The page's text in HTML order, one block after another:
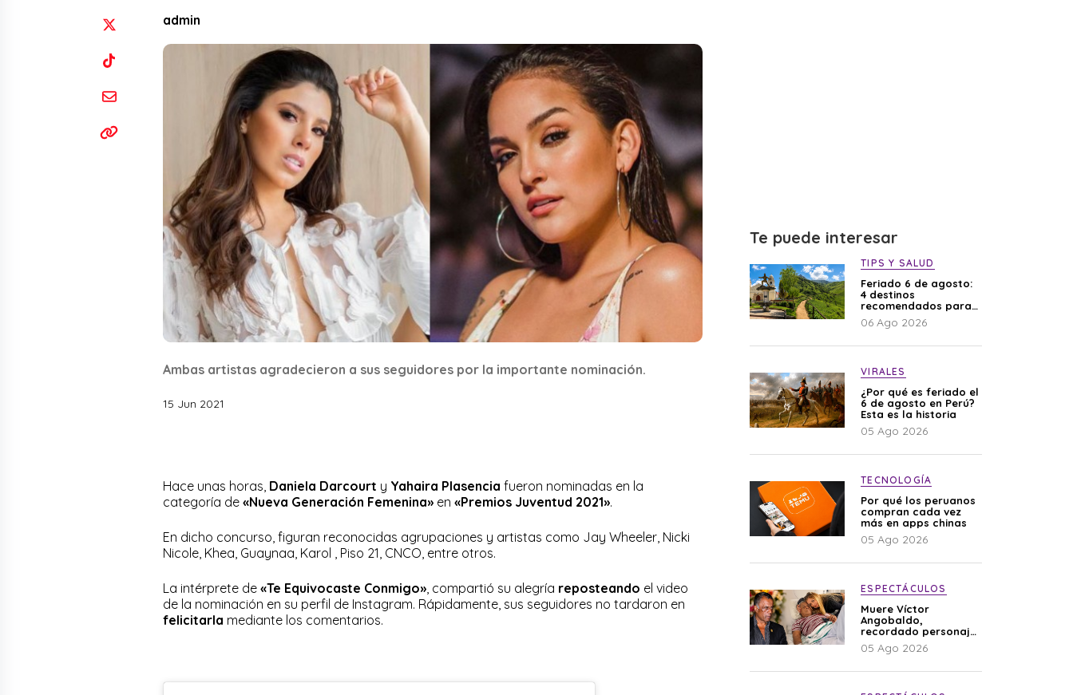
admin
Ambas artistas agradecieron a sus seguidores por la importante nominación.
15 Jun 2021
Hace unas horas, Daniela Darcourt y Yahaira Plasencia fueron nominadas en la
categoría de «Nueva Generación Femenina» en «Premios Juventud 2021».
En dicho concurso, figuran reconocidas agrupaciones y artistas como Jay Wheeler, Nicki
Nicole, Khea, Guaynaa, Karol , Piso 21, CNCO, entre otros.
La intérprete de «Te Equivocaste Conmigo» , compartió su alegría reposteando el video
de la nominación en su perfil de Instagram. Rápidamente, sus seguidores no tardaron en
felicitarla mediante los comentarios.
Te puede interesar
TIPS Y SALUD
Feriado 6 de agosto:
4 destinos
recomendados para
disfrutar el descanso
06 Ago 2026
VIRALES
¿Por qué es feriado el
6 de agosto en Perú?
Esta es la historia
05 Ago 2026
TECNOLOGÍA
Por qué los peruanos
compran cada vez
más en apps chinas
05 Ago 2026
ESPECTÁCULOS
Muere Víctor
Angobaldo,
recordado personaje
de la farándula y
expareja de Shirley
05 Ago 2026